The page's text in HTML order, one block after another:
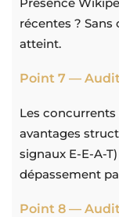
récentes ? Sans
atteint.
Point 7 —
Les
avantages
signaux E-E-A-
dépassement
Point 8 —